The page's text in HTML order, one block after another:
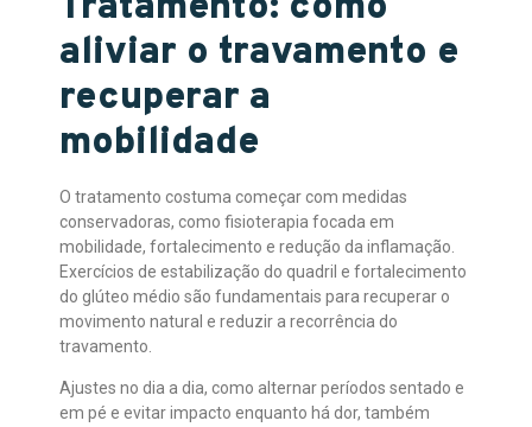
aliviar o travamento e
recuperar a
mobilidade
O tratamento costuma começar com medidas
conservadoras, como fisioterapia focada em
mobilidade, fortalecimento e redução da inflamação.
Exercícios de estabilização do quadril e fortalecimento
do glúteo médio são fundamentais para recuperar o
movimento natural e reduzir a recorrência do
travamento.
Ajustes no dia a dia, como alternar períodos sentado e
em pé e evitar impacto enquanto há dor, também